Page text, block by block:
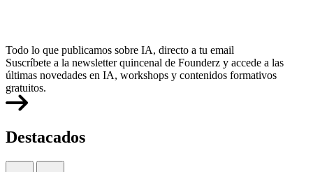
Todo lo que publicamos sobre IA, directo a tu email
Suscríbete a la newsletter quincenal de Founderz y accede a las
últimas novedades en IA, workshops y contenidos formativos
gratuitos.
Destacados